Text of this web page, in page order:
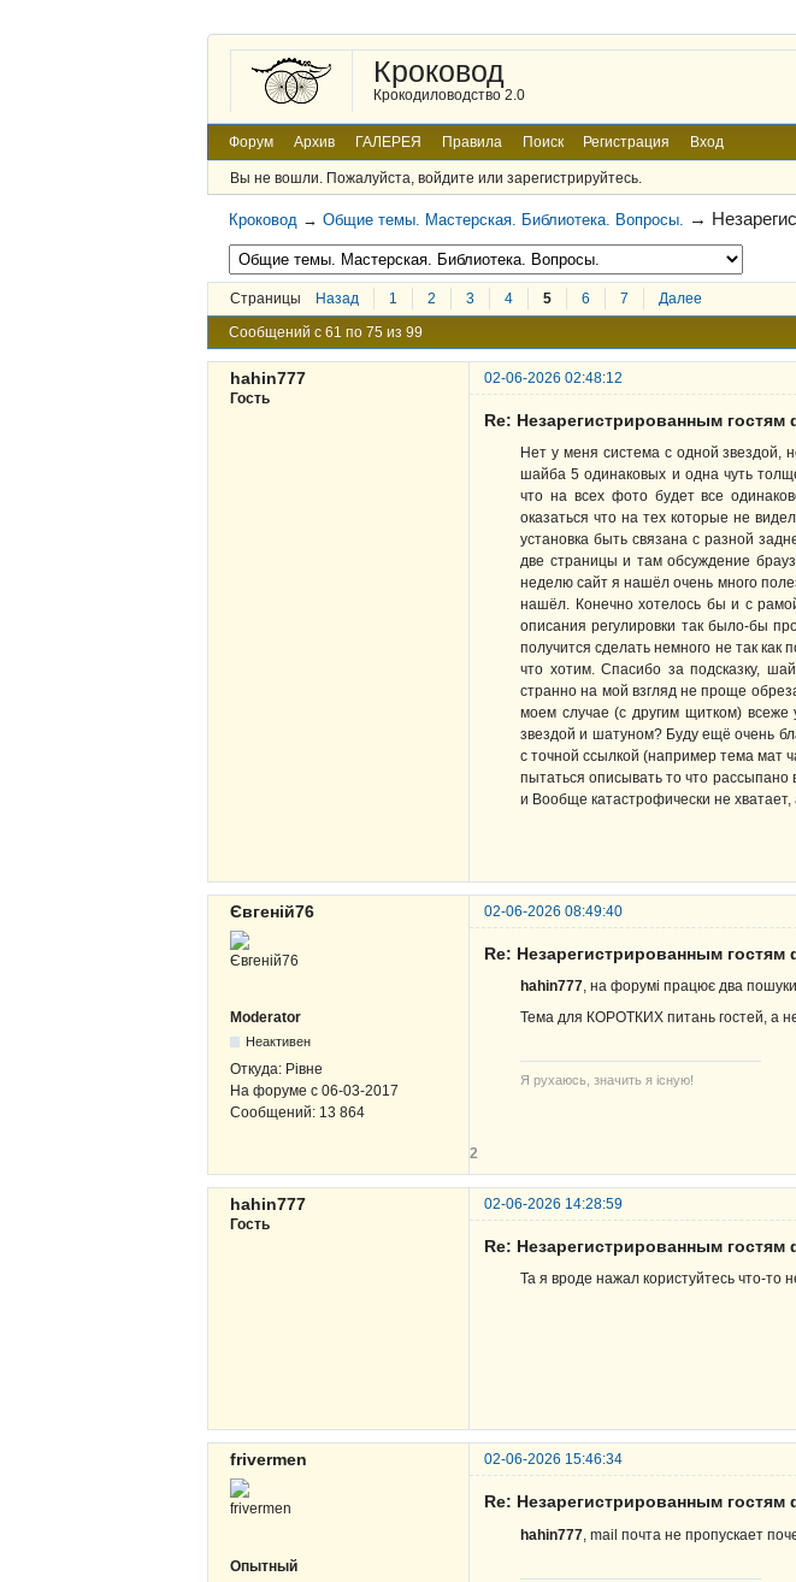
Кроковод
Крокодиловодство 2.0
Форум Архив ГАЛЕРЕЯ Правила Поиск Регистрация Вход
Вы не вошли. Пожалуйста, войдите или зарегистрируйтесь.
Кроковод →Общие темы. Мастерская. Библиотека. Вопросы. →
Страницы Назад 1 2 3 4 5 6 7 Далее
Сообщений с 61 по 75 из 99
hahin777
02-06-2026 02:48:12
Гость
Re: Незарегистрированным
Нет у меня система с одной звездой,
шайба 5 одинаковых и одна чуть
что на всех фото будет все
оказаться что на тех которые не
установка быть связана с разной
две страницы и там обсуждение
неделю сайт я нашёл очень много
нашёл. Конечно хотелось бы и с
описания регулировки так было-бы
получится сделать немного не так как
что хотим. Спасибо за подсказку,
странно на мой взгляд не проще
моем случае (с другим щитком) всеже
звездой и шатуном? Буду ещё очень
с точной ссылкой (например тема мат
пытаться описывать то что рассыпано
и Вообще катастрофически не
Євгеній76 02-06-2026 08:49:40
Moderator
Неактивен
Откуда: Рівне
На форуме с 06-03-2017
Сообщений: 13 864
Re: Незарегистрированным
hahin777, на форумі працює два
Тема для КОРОТКИХ питань гостей, а
Я рухаюсь, значить я існую!
2
hahin777
02-06-2026 14:28:59
Гость
Re: Незарегистрированным
Та я вроде нажал користуйтесь что-то
frivermen 02-06-2026 15:46:34
Опытный
Re: Незарегистрированным
hahin777 , mail почта не пропускает